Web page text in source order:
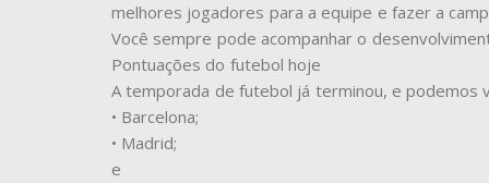
melhores jogadores para a equipe e fazer a
Você sempre pode acompanhar o
Pontuações do futebol hoje
A temporada de futebol já terminou, e podemos
• Barcelona;
• Madrid;
e